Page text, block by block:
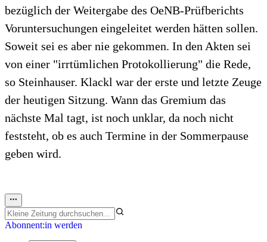
bezüglich der Weitergabe des OeNB-Prüfberichts
Voruntersuchungen eingeleitet werden hätten sollen.
Soweit sei es aber nie gekommen. In den Akten sei
von einer "irrtümlichen Protokollierung" die Rede,
so Steinhauser. Klackl war der erste und letzte Zeuge
der heutigen Sitzung. Wann das Gremium das
nächste Mal tagt, ist noch unklar, da noch nicht
feststeht, ob es auch Termine in der Sommerpause
geben wird.
Abonnent:in werden